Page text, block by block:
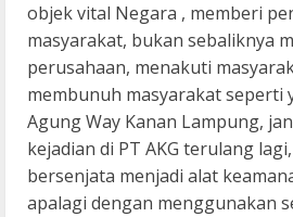
objek vital Negara , memberi
masyarakat, bukan sebaliknya
perusahaan, menakuti
membunuh masyarakat seperti
Agung Way Kanan Lampung,
kejadian di PT AKG terulang
bersenjata menjadi alat
apalagi dengan menggunakan